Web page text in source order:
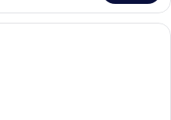
Habitación de hotel moderna con